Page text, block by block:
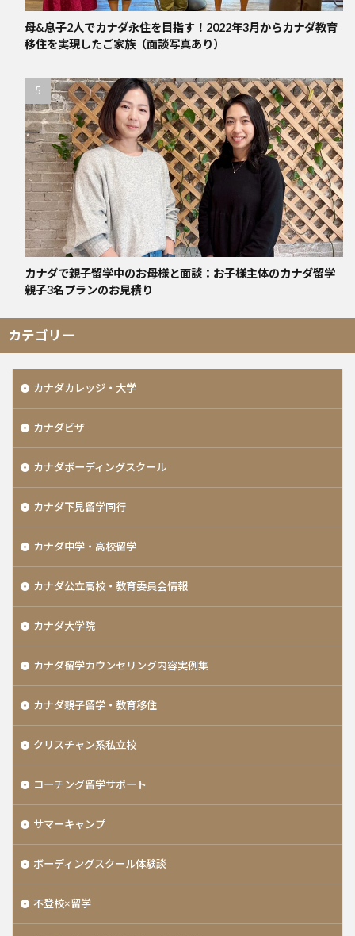
母&息子2人でカナダ永住を目指す！2022年3月からカナダ教育
移住を実現したご家族（面談写真あり）
カナダで親子留学中のお母様と面談：お子様主体のカナダ留学
親子3名プランのお見積り
カテゴリー
カナダカレッジ・大学
カナダビザ
カナダボーディングスクール
カナダ下見留学同行
カナダ中学・高校留学
カナダ公立高校・教育委員会情報
カナダ大学院
カナダ留学カウンセリング内容実例集
カナダ親子留学・教育移住
クリスチャン系私立校
コーチング留学サポート
サマーキャンプ
ボーディングスクール体験談
不登校×留学